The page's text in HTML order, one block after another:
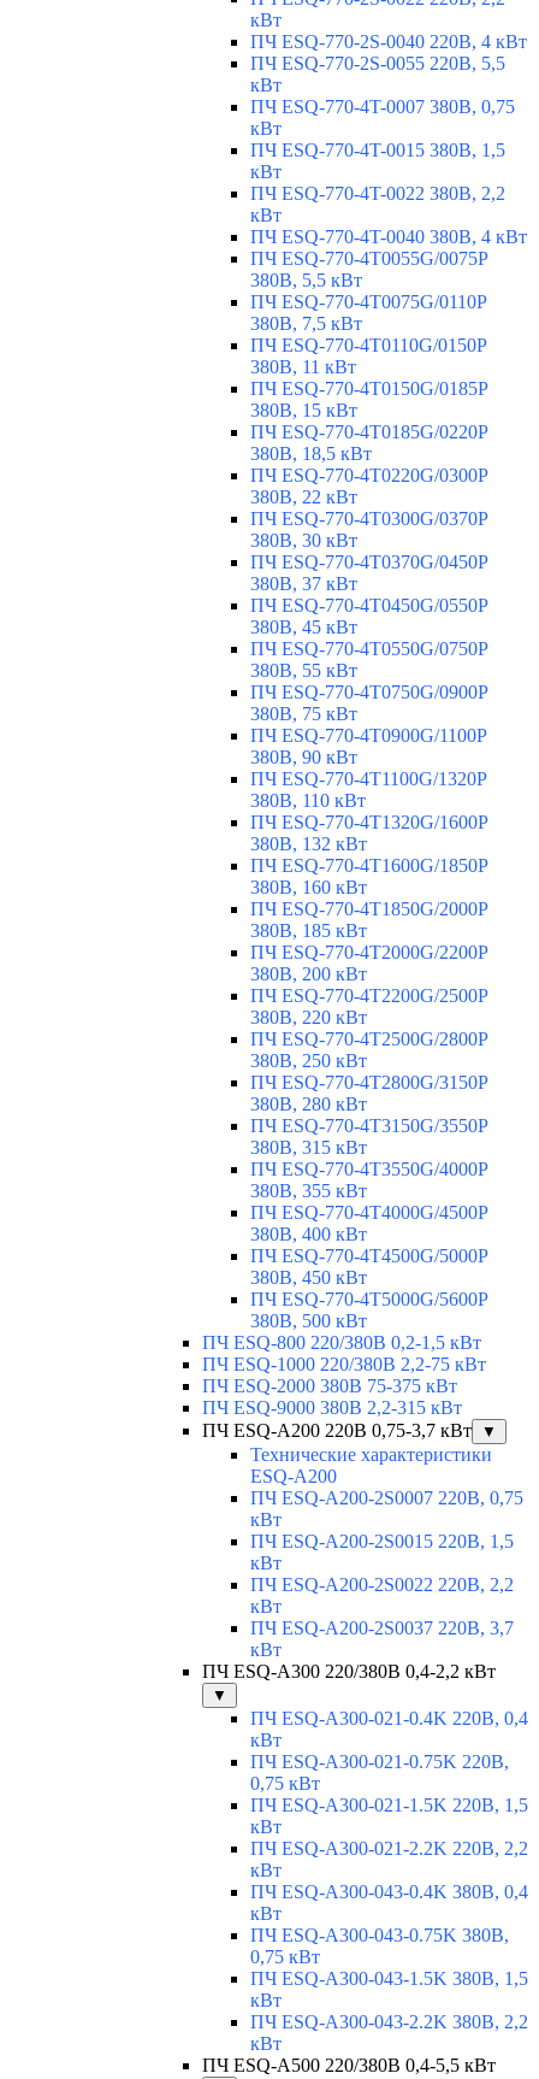
кВт
ПЧ ESQ-770-2S-0040 220В, 4 кВт
ПЧ ESQ-770-2S-0055 220В, 5,5
кВт
ПЧ ESQ-770-4T-0007 380В, 0,75
кВт
ПЧ ESQ-770-4T-0015 380В, 1,5
кВт
ПЧ ESQ-770-4T-0022 380В, 2,2
кВт
ПЧ ESQ-770-4T-0040 380В, 4 кВт
ПЧ ESQ-770-4T0055G/0075P
380В, 5,5 кВт
ПЧ ESQ-770-4T0075G/0110P
380В, 7,5 кВт
ПЧ ESQ-770-4T0110G/0150P
380В, 11 кВт
ПЧ ESQ-770-4T0150G/0185P
380В, 15 кВт
ПЧ ESQ-770-4T0185G/0220P
380В, 18,5 кВт
ПЧ ESQ-770-4T0220G/0300P
380В, 22 кВт
ПЧ ESQ-770-4T0300G/0370P
380В, 30 кВт
ПЧ ESQ-770-4T0370G/0450P
380В, 37 кВт
ПЧ ESQ-770-4T0450G/0550P
380В, 45 кВт
ПЧ ESQ-770-4T0550G/0750P
380В, 55 кВт
ПЧ ESQ-770-4T0750G/0900P
380В, 75 кВт
ПЧ ESQ-770-4T0900G/1100P
380В, 90 кВт
ПЧ ESQ-770-4T1100G/1320P
380В, 110 кВт
ПЧ ESQ-770-4T1320G/1600P
380В, 132 кВт
ПЧ ESQ-770-4T1600G/1850P
380В, 160 кВт
ПЧ ESQ-770-4T1850G/2000P
380В, 185 кВт
ПЧ ESQ-770-4T2000G/2200P
380В, 200 кВт
ПЧ ESQ-770-4T2200G/2500P
380В, 220 кВт
ПЧ ESQ-770-4T2500G/2800P
380В, 250 кВт
ПЧ ESQ-770-4T2800G/3150P
380В, 280 кВт
ПЧ ESQ-770-4T3150G/3550P
380В, 315 кВт
ПЧ ESQ-770-4T3550G/4000P
380В, 355 кВт
ПЧ ESQ-770-4T4000G/4500P
380В, 400 кВт
ПЧ ESQ-770-4T4500G/5000P
380В, 450 кВт
ПЧ ESQ-770-4T5000G/5600P
380В, 500 кВт
ПЧ ESQ-800 220/380В 0,2-1,5 кВт
ПЧ ESQ-1000 220/380В 2,2-75 кВт
ПЧ ESQ-2000 380В 75-375 кВт
ПЧ ESQ-9000 380В 2,2-315 кВт
ПЧ ESQ-A200 220В 0,75-3,7 кВт
▼
Технические характеристики
ESQ-A200
ПЧ ESQ-A200-2S0007 220В, 0,75
кВт
ПЧ ESQ-A200-2S0015 220В, 1,5
кВт
ПЧ ESQ-A200-2S0022 220В, 2,2
кВт
ПЧ ESQ-A200-2S0037 220В, 3,7
кВт
ПЧ ESQ-A300 220/380В 0,4-2,2 кВт
▼
ПЧ ESQ-A300-021-0.4K 220В, 0,4
кВт
ПЧ ESQ-A300-021-0.75K 220В,
0,75 кВт
ПЧ ESQ-A300-021-1.5K 220В, 1,5
кВт
ПЧ ESQ-A300-021-2.2K 220В, 2,2
кВт
ПЧ ESQ-A300-043-0.4K 380В, 0,4
кВт
ПЧ ESQ-A300-043-0.75K 380В,
0,75 кВт
ПЧ ESQ-A300-043-1.5K 380В, 1,5
кВт
ПЧ ESQ-A300-043-2.2K 380В, 2,2
кВт
ПЧ ESQ-A500 220/380В 0,4-5,5 кВт